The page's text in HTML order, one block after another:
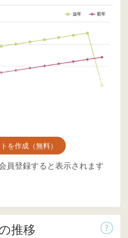
を作成（無料）
員登録すると表示されます
推移